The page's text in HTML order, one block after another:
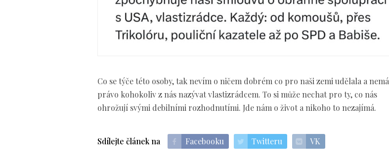
Co se týče této osoby, tak nevím o ničem dobrém co pro naši zemi udělala a nemá
právo kohokoliv z nás nazývat vlastizrádcem. To si může nechat pro ty, co nás
ohrožují svými debilními rozhodnutími. Jde nám o život a nikoho to nezajímá.
Sdílejte článek na Facebooku Twitteru VK